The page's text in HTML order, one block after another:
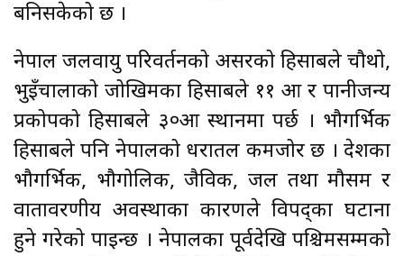
बनिसकेको छ ।
नेपाल जलवायु परिवर्तनको असरको हिसाबले चौथो,
भुइँचालाको जोखिमका हिसाबले ११ औँ र पानीजन्य
प्रकोपको हिसाबले ३०औँ स्थानमा पर्छ । भौगर्भिक
हिसाबले पनि नेपालको धरातल कमजोर छ । देशका
भौगर्भिक, भौगोलिक, जैविक, जल तथा मौसम र
वातावरणीय अवस्थाका कारणले विपद्का घटाना
हुने गरेको पाइन्छ । नेपालका पूर्वदेखि पश्चिमसम्मको